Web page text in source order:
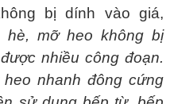
bị dính vào giá,
hè, mỡ heo không bị
nhiều công đoạn.
nhanh đông cứng